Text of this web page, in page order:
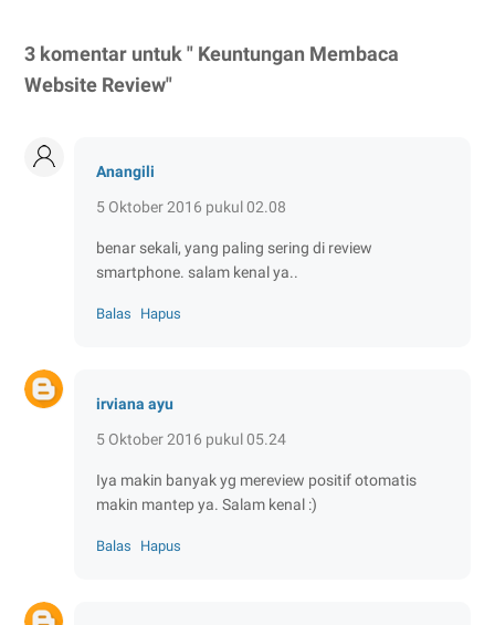
3 komentar untuk " Keuntungan Membaca
Website Review"
Anangili
5 Oktober 2016 pukul 02.08
benar sekali, yang paling sering di review
smartphone. salam kenal ya..
Balas Hapus
irviana ayu
5 Oktober 2016 pukul 05.24
Iya makin banyak yg mereview positif otomatis
makin mantep ya. Salam kenal :)
Balas Hapus